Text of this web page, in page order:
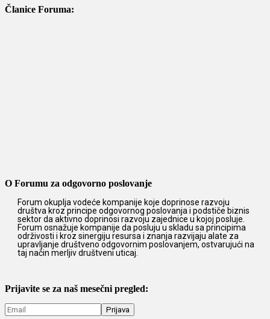
Članice Foruma:
O Forumu za odgovorno poslovanje
Forum okuplja vodeće kompanije koje doprinose razvoju
društva kroz principe odgovornog poslovanja i podstiče biznis
sektor da aktivno doprinosi razvoju zajednice u kojoj posluje.
Forum osnažuje kompanije da posluju u skladu sa principima
održivosti i kroz sinergiju resursa i znanja razvijaju alate za
upravljanje društveno odgovornim poslovanjem, ostvarujući na
taj način merljiv društveni uticaj.
Prijavite se za naš mesečni pregled: